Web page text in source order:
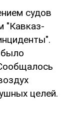
судов
"Кавказ-
было
целей.